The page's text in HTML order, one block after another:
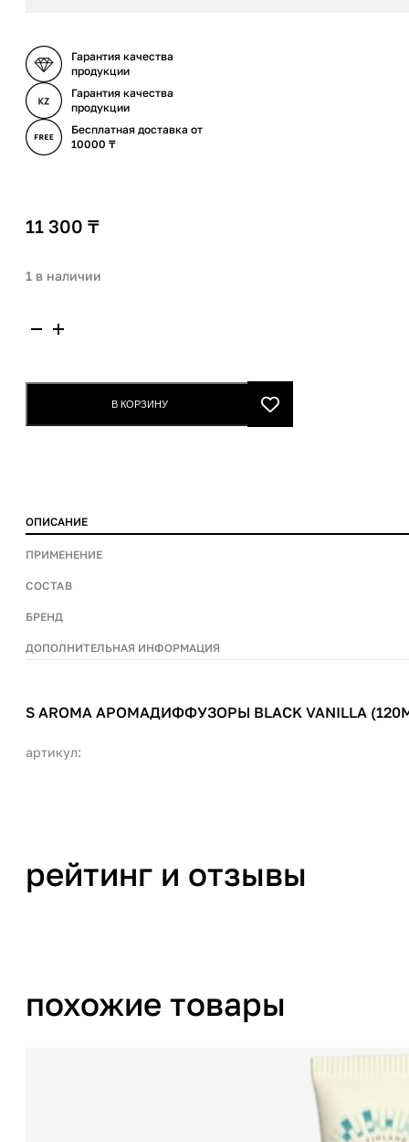
Гарантия качества
продукции
Гарантия качества
продукции
Бесплатная доставка от
10000 ₸
11 300 ₸
1 в наличии
Количество
В КОРЗИНУ
ОПИСАНИЕ
ПРИМЕНЕНИЕ
СОСТАВ
БРЕНД
ДОПОЛНИТЕЛЬНАЯ ИНФОРМАЦИЯ
S AROMA АРОМАДИФФУЗОРЫ BLACK VANILLA
артикул:
рейтинг и отзывы
похожие товары